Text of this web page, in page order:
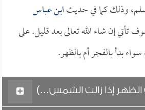
وذلك كما في حديثابن عباس
تأتي إن شاء الله تعالى بعد قليل. على
بدأ بالفجر أم بالظهر.
إذا زالت الشمس...)